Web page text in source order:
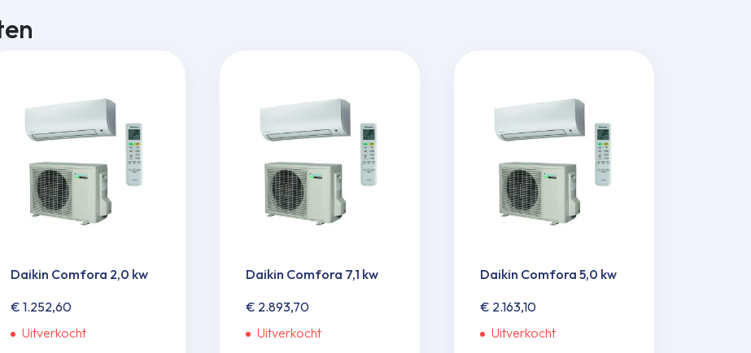
Daikin Comfora 2,0 kw
€ 1.252,60
Uitverkocht
Daikin Comfora 7,1 kw
€ 2.893,70
Uitverkocht
Daikin Comfora 5,0 kw
€ 2.163,10
Uitverkocht